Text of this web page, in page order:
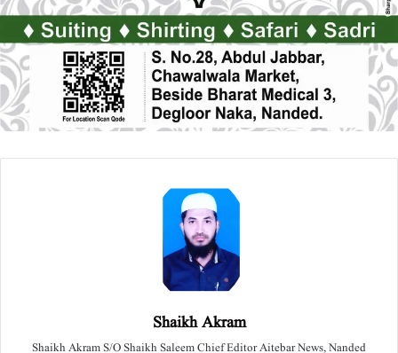
Shaikh Akram
Shaikh Akram S/O Shaikh Saleem Chief Editor Aitebar News, Nanded